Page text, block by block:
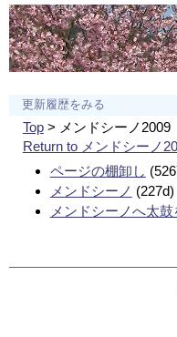
更新履歴をみる
Top> メンドシーノ2009
Return to メンドシーノ
ページの棚卸し
メンドシーノ (227d)
メンドシーノへ太